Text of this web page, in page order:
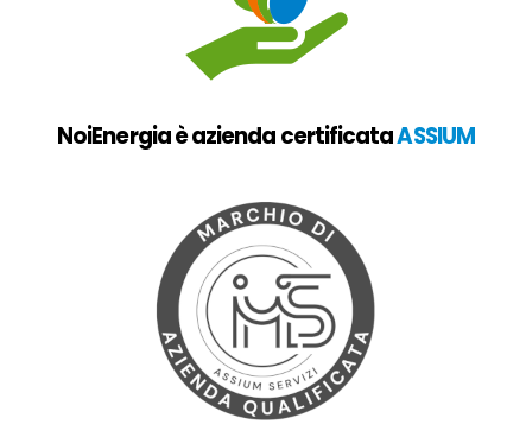
NoiEnergia è azienda certificataASSIUM